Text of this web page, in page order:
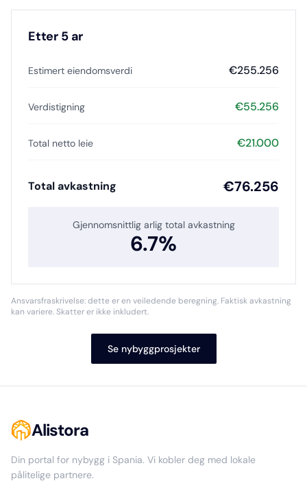
Etter 5ar
Estimert eiendomsverdi €255.256
Verdistigning €55.256
Total netto leie €21.000
Total avkastning €76.256
Gjennomsnittlig arlig total avkastning
6.7%
Ansvarsfraskrivelse: dette er en veiledende beregning. Faktisk avkastning
kan variere. Skatter er ikke inkludert.
Se nybyggprosjekter
Alistora
Din portal for nybygg i Spania. Vi kobler deg med lokale
pålitelige partnere.